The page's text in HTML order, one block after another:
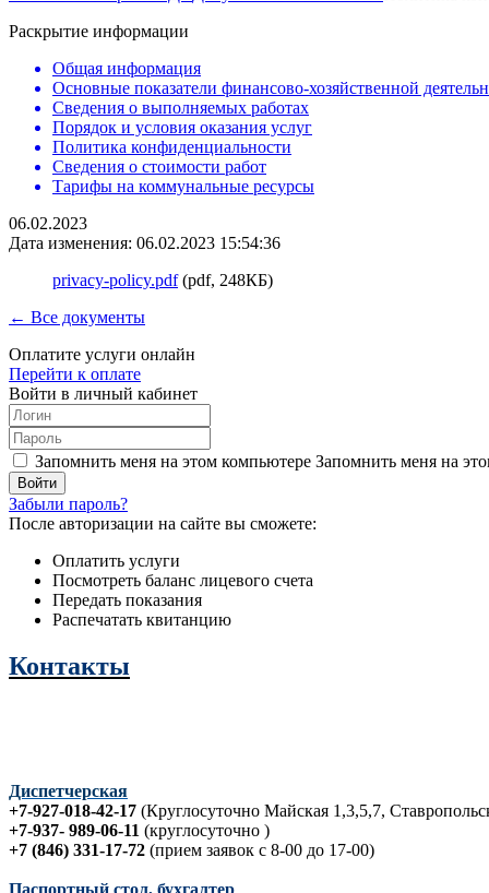
Раскрытие информации
Общая информация
Основные показатели финансово-хозяйственной
Сведения о выполняемых работах
Порядок и условия оказания услуг
Политика конфиденциальности
Сведения о стоимости работ
Тарифы на коммунальные ресурсы
06.02.2023
Дата изменения: 06.02.2023 15:54:36
privacy-policy.pdf(pdf, 248КБ)
← Все документы
Оплатите услуги онлайн
Перейти к оплате
Войти в личный кабинет
Запомнить меня на этом компьютере Запомнить меня на
Забыли пароль?
После авторизации на сайте вы сможете:
Оплатить услуги
Посмотреть баланс лицевого счета
Передать показания
Распечатать квитанцию
Контакты
Диспетчерская
+7-927-018-42-17 (Круглосуточно Майская 1,3,5,7,
+7-937- 989-06-11 (круглосуточно )
+7 (846) 331-17-72 (прием заявок с 8-00 до 17-00)
Паспортный стол, бухгалтер